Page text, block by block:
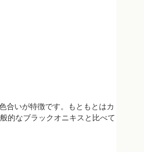
合いが特徴です。もともとはカ
的なブラックオニキスと比べて